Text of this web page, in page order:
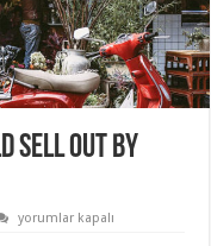
Sell Out By
23
yorumlar kapalı